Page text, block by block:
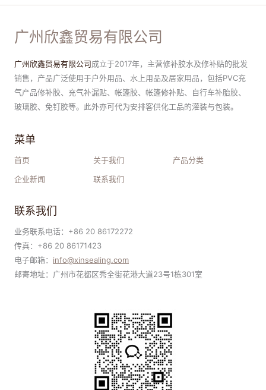
广州欣鑫贸易有限公司
广州欣鑫贸易有限公司成立于2017年，主营修补胶水及修补贴的批发
销售，产品广泛使用于户外用品、水上用品及居家用品，包括PVC充
气产品修补胶、充气补漏贴、帐篷胶、帐篷修补贴、自行车补胎胶、
玻璃胶、免钉胶等。此外亦可代为安排客供化工品的灌装与包装。
菜单
首页 关于我们
产品分类
企业新闻
联系我们
联系我们
业务联系电话：+86 20 86172272
传真：+86 20 86171423
电子邮箱： info@xinsealing.com
邮寄地址：广州市花都区秀全街花港大道23号1栋301室